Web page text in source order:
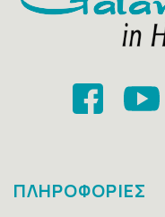
ΠΛΗΡΟΦΟΡΙΕΣ